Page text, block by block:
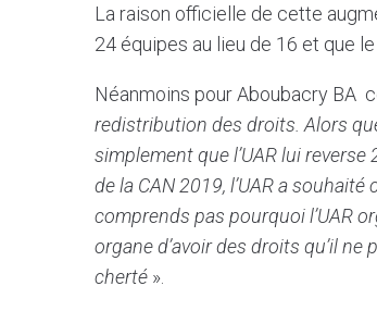
La raison officielle de cette
24 équipes au lieu de 16 et que
Néanmoins pour Aboubacry BA
redistribution des droits. Alors
simplement que l’UAR lui
de la CAN 2019, l’UAR a
comprends pas pourquoi l’UAR
organe d’avoir des droits qu’il
cherté ».